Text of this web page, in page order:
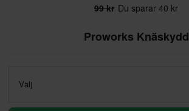
99 kr Du sparar 40 kr
Proworks Knäskydd
Välj